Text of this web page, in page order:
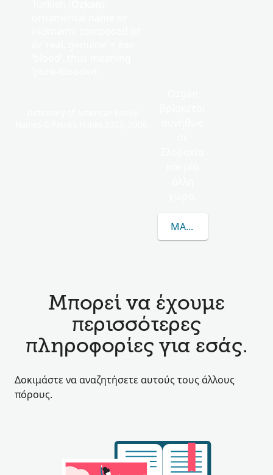
ΜΆΘΕΤΕ
Μπορεί να έχουμε
περισσότερες
πληροφορίες για εσάς.
Δοκιμάστε να αναζητήσετε αυτούς τους άλλους
πόρους.